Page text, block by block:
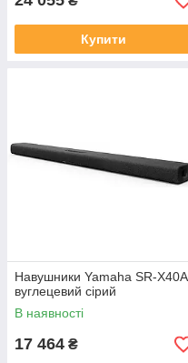
Купити
Навушники Yamaha SR-X40A
вуглецевий сірий
В наявності
17 464 ₴